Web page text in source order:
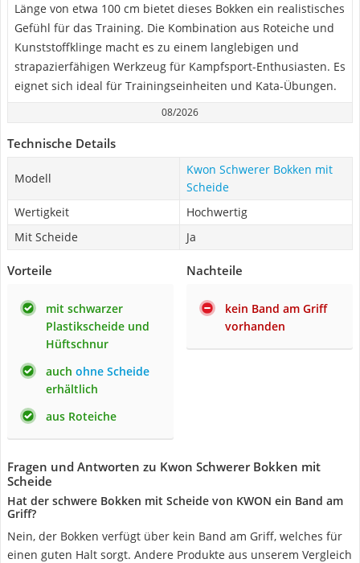
Länge von etwa 100 cm bietet dieses Bokken ein realistisches
Gefühl für das Training. Die Kombination aus Roteiche und
Kunststoffklinge macht es zu einem langlebigen und
strapazierfähigen Werkzeug für Kampfsport-Enthusiasten. Es
eignet sich ideal für Trainingseinheiten und Kata-Übungen.
08/2026
Technische Details
Modell
Kwon Schwerer Bokken mit
Scheide
Wertigkeit
Hochwertig
Mit Scheide
Ja
Vorteile
mit schwarzer
Plastikscheide und
Hüftschnur
auch ohne Scheide
erhältlich
aus Roteiche
Nachteile
kein Band am Griff
vorhanden
Fragen und Antworten zu Kwon Schwerer Bokken mit
Scheide
Hat der schwere Bokken mit Scheide von KWON ein Band am
Griff?
Nein, der Bokken verfügt über kein Band am Griff, welches für
einen guten Halt sorgt. Andere Produkte aus unserem Vergleich